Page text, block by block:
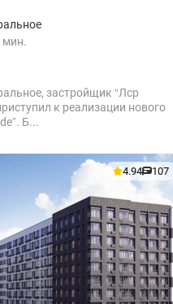
мин.
застройщик “Лср
к реализации нового
Б...
4.94 107